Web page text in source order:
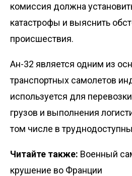
комиссия должна
катастрофы и выяснить
происшествия.
Ан-32 является одним из
транспортных самолетов
используется для
грузов и выполнения
том числе в
Читайте также: Военный
крушение во Франции